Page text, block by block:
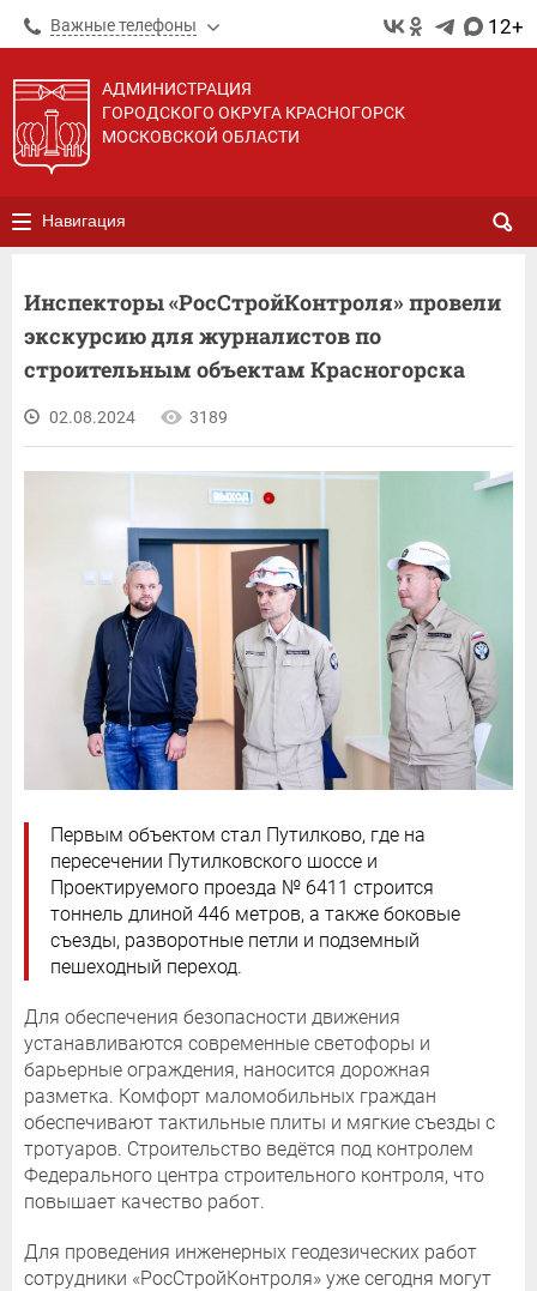
Важные телефоны 12+
АДМИНИСТРАЦИЯ
ГОРОДСКОГО ОКРУГА КРАСНОГОРСК
МОСКОВСКОЙ ОБЛАСТИ
Навигация
Инспекторы «РосСтройКонтроля» провели
экскурсию для журналистов по
строительным объектам Красногорска
02.08.2024 3189
Первым объектом стал Путилково, где на
пересечении Путилковского шоссе и
Проектируемого проезда № 6411 строится
тоннель длиной 446 метров, а также боковые
съезды, разворотные петли и подземный
пешеходный переход.
Для обеспечения безопасности движения
устанавливаются современные светофоры и
барьерные ограждения, наносится дорожная
разметка. Комфорт маломобильных граждан
обеспечивают тактильные плиты и мягкие съезды с
тротуаров. Строительство ведётся под контролем
Федерального центра строительного контроля, что
повышает качество работ.
Для проведения инженерных геодезических работ
сотрудники «РосСтройКонтроля» уже сегодня могут